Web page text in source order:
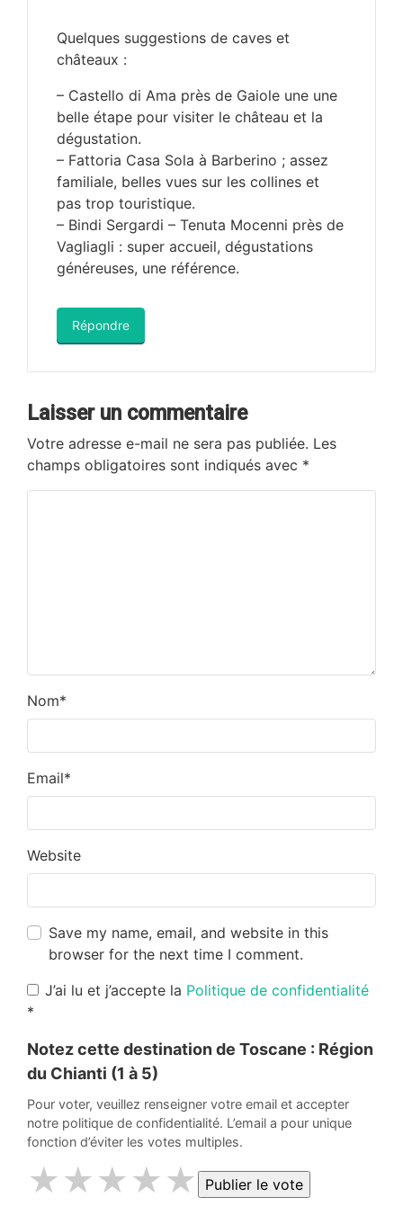
Quelques suggestions de caves et
châteaux :
– Castello di Ama près de Gaiole une une
belle étape pour visiter le château et la
dégustation.
– Fattoria Casa Sola à Barberino ; assez
familiale, belles vues sur les collines et
pas trop touristique.
– Bindi Sergardi – Tenuta Mocenni près de
Vagliagli : super accueil, dégustations
généreuses, une référence.
Répondre
Laisser un commentaire
Votre adresse e-mail ne sera pas publiée. Les
champs obligatoires sont indiqués avec *
Nom*
Email*
Website
Save my name, email, and website in this
browser for the next time I comment.
J’ai lu et j’accepte la Politique de confidentialité
*
Notez cette destination de Toscane : Région
du Chianti (1 à 5)
Pour voter, veuillez renseigner votre email et accepter
notre politique de confidentialité. L’email a pour unique
fonction d’éviter les votes multiples.
★
★
★
★
★